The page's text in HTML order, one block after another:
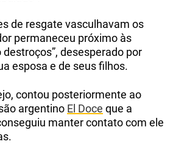
de resgate vasculhavam os
permaneceu próximo às
destroços”, desesperado por
esposa e de seus filhos.
contou posteriormente ao
argentino El Doce que a
manter contato com ele